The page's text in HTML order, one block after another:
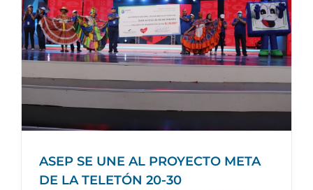
ASEP SE UNE AL PROYECTO META
DE LA TELETÓN 20-30